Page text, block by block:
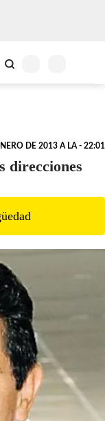
DE 2013 A LA - 22:01
direcciones